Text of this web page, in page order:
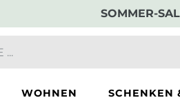
SOMMER-
WOHNEN SCHENKEN